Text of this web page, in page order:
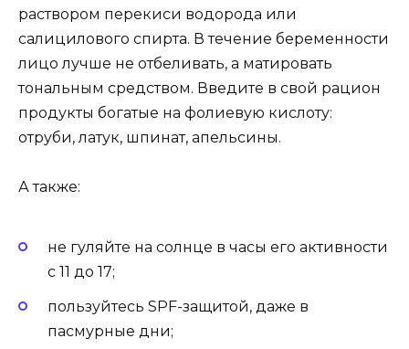
раствором перекиси водорода или
салицилового спирта. В течение беременности
лицо лучше не отбеливать, а матировать
тональным средством. Введите в свой рацион
продукты богатые на фолиевую кислоту:
отруби, латук, шпинат, апельсины.
А также:
не гуляйте на солнце в часы его активности
с 11 до 17;
пользуйтесь SPF-защитой, даже в
пасмурные дни;